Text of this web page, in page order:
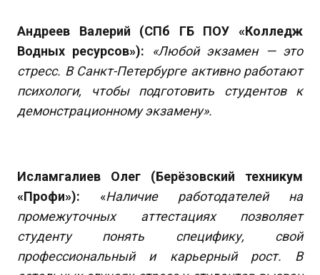
Андреев Валерий (СПб ГБ ПОУ «Колледж
Водных ресурсов»):
«Любой экзамен — это
стресс. В Санкт-Петербурге активно работают
психологи, чтобы подготовить студентов к
демонстрационному экзамену».
Исламгалиев Олег (Берёзовский техникум
«Профи»): «Наличие работодателей на
промежуточных аттестациях позволяет
студенту понять специфику, свой
профессиональный и карьерный рост. В